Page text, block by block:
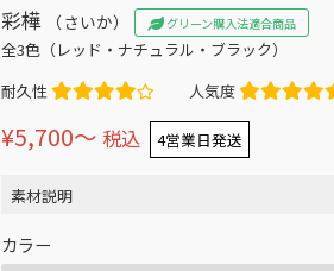
彩樺 （さいか） グリーン購入法適合商品
全3色（レッド・ナチュラル・ブラック）
耐久性
人気度
¥5,700〜 税込 4営業日発送
素材説明
カラー